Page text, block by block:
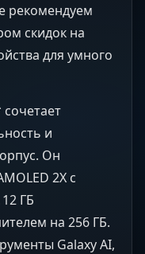
рекомендуем
скидок на
для умного
и
Он
2X с
ГБ
на 256 ГБ.
Galaxy AI,